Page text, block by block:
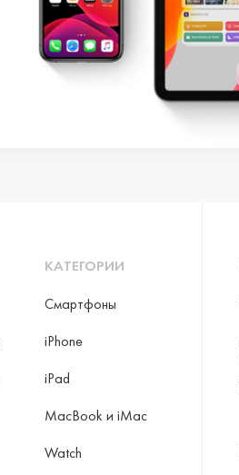
КАТЕГОРИИ
Смартфоны
iPhone
iPad
MacBook и iMac
Watch